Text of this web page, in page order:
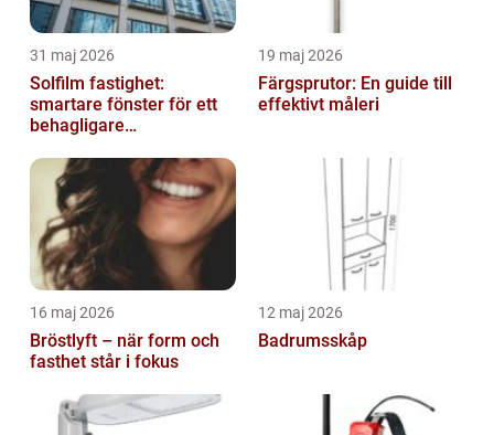
31 maj 2026
Solfilm fastighet:
smartare fönster för ett
behagligare
19 maj 2026
Färgsprutor: En guide till
effektivt måleri
16 maj 2026
Bröstlyft – när form och
fasthet står i fokus
12 maj 2026
Badrumsskåp